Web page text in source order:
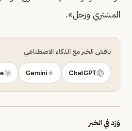
المشتري وزحل».
ناقش الخبر مع الذكاء الاصطناعي
ChatGPT
Gemini
وَرَد في الخبر